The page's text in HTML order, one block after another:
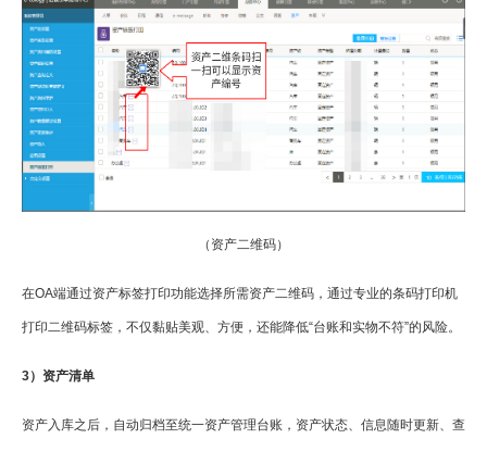
（资产二维码）
在OA端通过资产标签打印功能选择所需资产二维码，通过专业的条码打印机
打印二维码标签，不仅黏贴美观、方便，还能降低“台账和实物不符”的风险。
3）资产清单
资产入库之后，自动归档至统一资产管理台账，资产状态、信息随时更新、查